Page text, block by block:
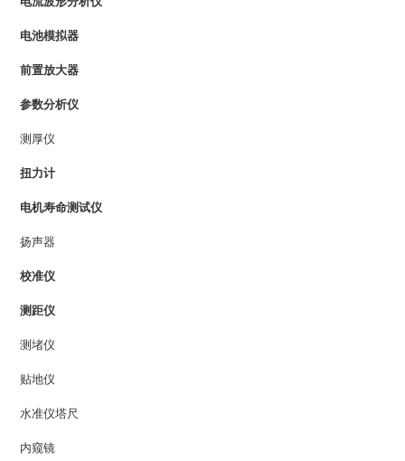
电池模拟器
前置放大器
参数分析仪
测厚仪
扭力计
电机寿命测试仪
扬声器
校准仪
测距仪
测堵仪
贴地仪
水准仪塔尺
内窥镜